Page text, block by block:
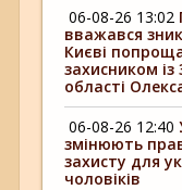
06-08-26 13:02
вважався
Києві
захисником із
області
06-08-26 12:40
змінюють
захисту для
чоловіків